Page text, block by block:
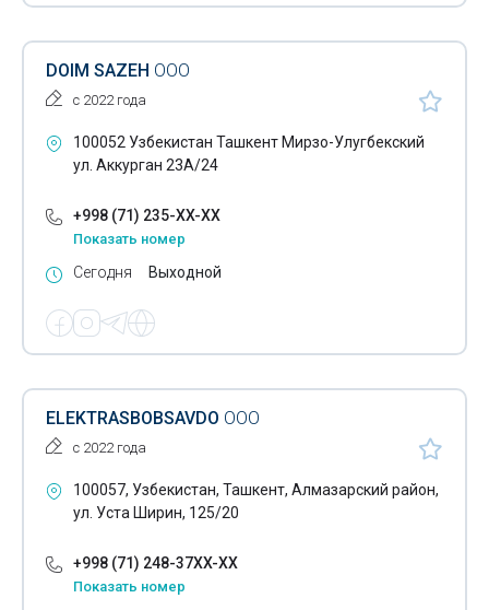
DOIM SAZEH ООО
с 2022 года
100052 Узбекистан Ташкент Мирзо-Улугбекский
ул. Аккурган 23А/24
+998 (71) 235-XX-XX
Показать номер
Сегодня Выходной
ELEKTRASBOBSAVDO ООО
с 2022 года
100057, Узбекистан, Ташкент, Алмазарский район,
ул. Уста Ширин, 125/20
+998 (71) 248-37XX-XX
Показать номер